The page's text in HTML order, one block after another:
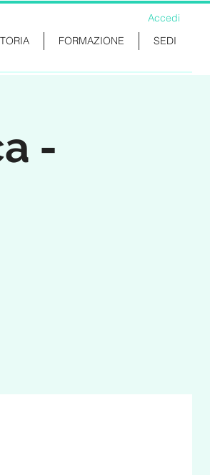
Accedi
FORMAZIONE SEDI
-